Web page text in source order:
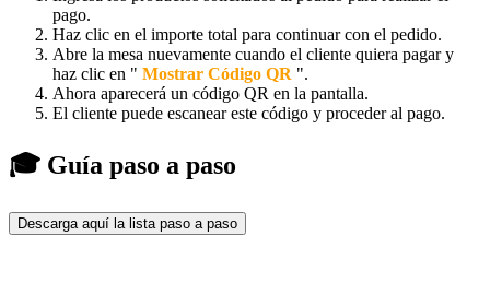
pago.
Haz clic en el importe total para continuar con el pedido.
Abre la mesa nuevamente cuando el cliente quiera pagar y
haz clic en " Mostrar Código QR ".
Ahora aparecerá un código QR en la pantalla.
El cliente puede escanear este código y proceder al pago.
🎓 Guía paso a paso
Descarga aquí la lista paso a paso